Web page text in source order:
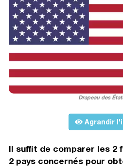
Drapeau des
Agrandir
Il suffit de comparer les 2
2 pays concernés pour